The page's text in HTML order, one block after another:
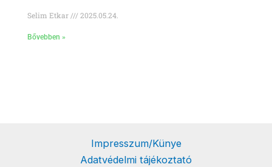
Selim Etkar 2025.05.24.
Bővebben »
Impresszum/Künye
Adatvédelmi tájékoztató